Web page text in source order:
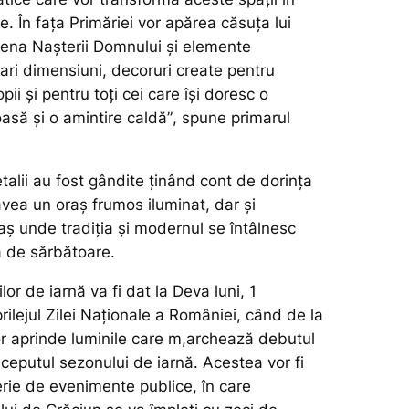
În fața Primăriei vor apărea căsuța lui
Nașterii Domnului și elemente
dimensiuni, decoruri create pentru
și pentru toți cei care își doresc o
și o amintire caldă”, spune primarul
au fost gândite ținând cont de dorința
un oraș frumos iluminat, dar și
unde tradiția și modernul se întâlnesc
de sărbătoare.
de iarnă va fi dat la Deva luni, 1
Zilei Naționale a României, când de la
aprinde luminile care m,archează debutul
sezonului de iarnă. Acestea vor fi
de evenimente publice, în care